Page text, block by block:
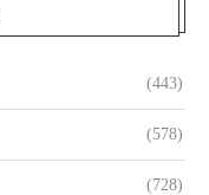
(443)
(578)
(728)